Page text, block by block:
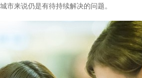
市来说仍是有待持续解决的问题。